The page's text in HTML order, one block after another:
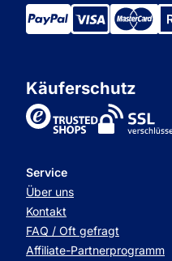
Käuferschutz
Service
Über uns
Kontakt
FAQ / Oft gefragt
Affiliate-Partnerprogramm